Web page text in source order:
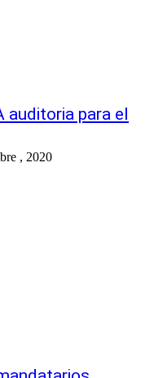
auditoria para el
, 2020